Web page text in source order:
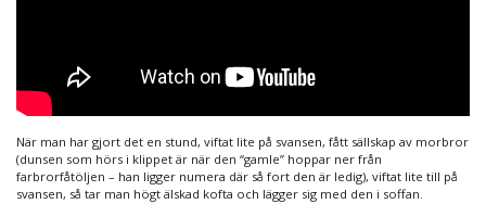
När man har gjort det en stund, viftat lite på svansen, fått sällskap av morbror
(dunsen som hörs i klippet är när den “gamle” hoppar ner från
farbrorfåtöljen – han ligger numera där så fort den är ledig), viftat lite till på
svansen, så tar man högt älskad kofta och lägger sig med den i soffan.